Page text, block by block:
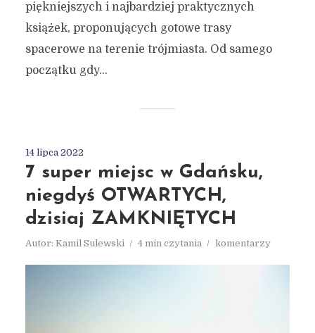
piękniejszych i najbardziej praktycznych
książek, proponujących gotowe trasy
spacerowe na terenie trójmiasta. Od samego
początku gdy...
14 lipca 2022
7 super miejsc w Gdańsku,
niegdyś OTWARTYCH,
dzisiaj ZAMKNIĘTYCH
Autor: Kamil Sulewski 4 min czytania komentarzy